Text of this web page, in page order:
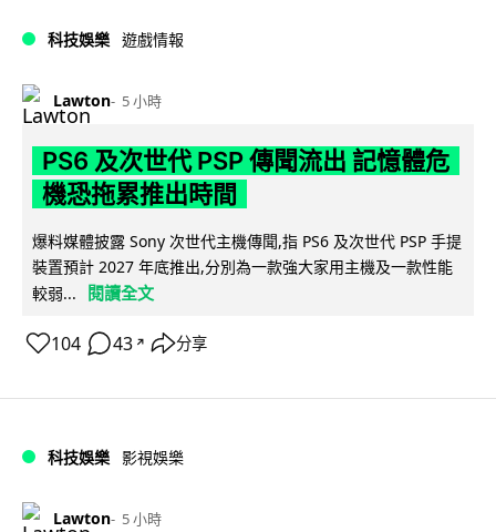
科技娛樂 遊戲情報
Lawton 5 小時
PS6 及次世代 PSP 傳聞流出 記憶體危
機恐拖累推出時間
爆料媒體披露 Sony 次世代主機傳聞,指 PS6 及次世代 PSP 手提
裝置預計 2027 年底推出,分別為一款強大家用主機及一款性能
較弱...
閱讀全文
104 43 ↗ 分享
科技娛樂 影視娛樂
Lawton 5 小時